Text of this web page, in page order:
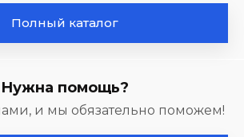
Полный каталог
Нужна помощь?
и мы обязательно поможем!